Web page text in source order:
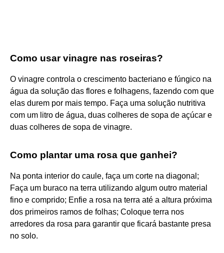
Como usar vinagre nas roseiras?
O vinagre controla o crescimento bacteriano e fúngico na
água da solução das flores e folhagens, fazendo com que
elas durem por mais tempo. Faça uma solução nutritiva
com um litro de água, duas colheres de sopa de açúcar e
duas colheres de sopa de vinagre.
Como plantar uma rosa que ganhei?
Na ponta interior do caule, faça um corte na diagonal;
Faça um buraco na terra utilizando algum outro material
fino e comprido; Enfie a rosa na terra até a altura próxima
dos primeiros ramos de folhas; Coloque terra nos
arredores da rosa para garantir que ficará bastante presa
no solo.